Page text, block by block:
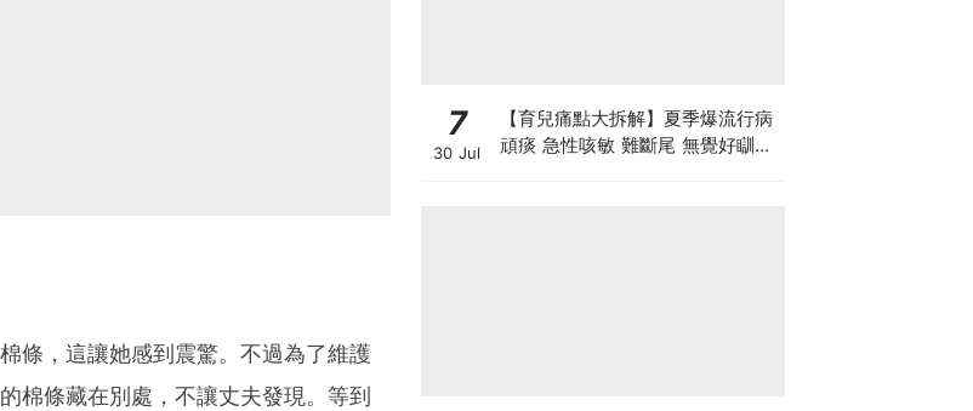
條，這讓她感到震驚。不過為了維護
棉條藏在別處，不讓丈夫發現。等到
7
30 Jul
【育兒痛點大拆解】夏季爆流行病
頑痰 急性咳敏 難斷尾 無覺好瞓？